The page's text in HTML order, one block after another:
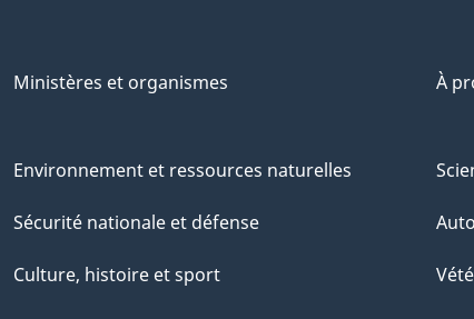
Ministères et organismes À
Environnement et ressources naturelles
Sécurité nationale et défense
Culture, histoire et sport